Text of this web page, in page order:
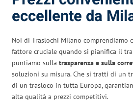
eccellente da
Noi di Traslochi Milano comprendiamo
fattore cruciale quando si pianifica il
puntiamo sulla trasparenza e sulla
soluzioni su misura. Che si tratti di un
di un trasloco in tutta Europa,
alta qualità a prezzi competitivi.